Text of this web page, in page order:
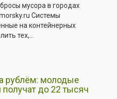
мусора в городах
Системы
на контейнерных
тех,...
рублём: молодые
до 22 тысяч